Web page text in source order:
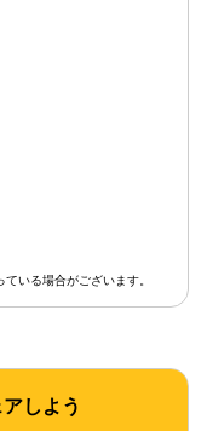
いる場合がございます。
しよう